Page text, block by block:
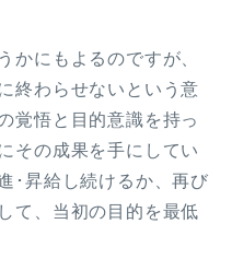
かにもよるのですが、
終わらせないという意
覚悟と目的意識を持っ
その成果を手にしてい
･昇給し続けるか、再び
て、当初の目的を最低